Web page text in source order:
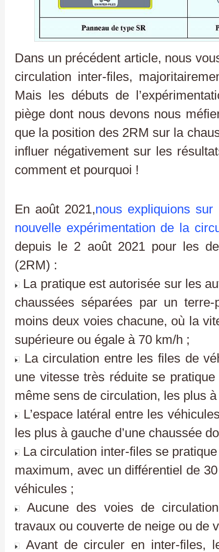
Dans un précédent article, nous
circulation inter-files,
Mais les débuts de
piège dont nous devons nous
que la position des 2RM sur la
influer négativement sur les
comment et pourquoi !
En août 2021,nous expliquions
nouvelle expérimentation de la
depuis le 2 août 2021 pour les
(2RM) :
La pratique est autorisée sur les
chaussées séparées par un
moins deux voies chacune, où la
supérieure ou égale à 70 km/h ;
La circulation entre les files de
une vitesse très réduite se
même sens de circulation, les plus
L’espace latéral entre les
les plus à gauche d’une chaussée
La circulation inter-files se
maximum, avec un différentiel de
véhicules ;
Aucune des voies de
travaux ou couverte de neige ou de
Avant de circuler en inter-files,